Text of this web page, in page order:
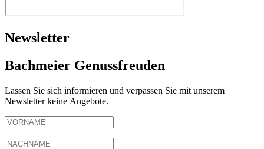
Newsletter
Bachmeier Genussfreuden
Lassen Sie sich informieren und verpassen Sie mit unserem
Newsletter keine Angebote.